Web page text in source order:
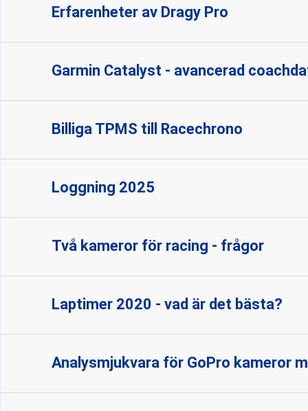
Erfarenheter av Dragy Pro
Garmin Catalyst - avancerad
Billiga TPMS till Racechrono
Loggning 2025
Två kameror för racing - frågor
Laptimer 2020 - vad är det bästa?
Analysmjukvara för GoPro kameror